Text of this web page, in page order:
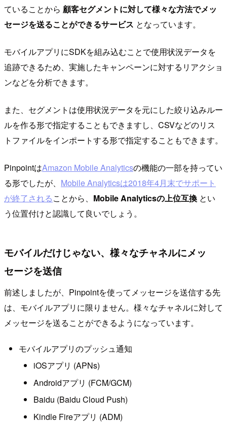
ていることから 顧客セグメントに対して様々な方法でメッ
セージを送ることができるサービス となっています。
モバイルアプリにSDKを組み込むことで使用状況データを
追跡できるため、実施したキャンペーンに対するリアクショ
ンなどを分析できます。
また、セグメントは使用状況データを元にした絞り込みルー
ルを作る形で指定することもできますし、CSVなどのリス
トファイルをインポートする形で指定することもできます。
PinpointはAmazon Mobile Analyticsの機能の一部を持ってい
る形でしたが、 Mobile Analyticsは2018年4月末でサポート
が終了されることから、 Mobile Analyticsの上位互換 とい
う位置付けと認識して良いでしょう。
モバイルだけじゃない、様々なチャネルにメッ
セージを送信
前述しましたが、Pinpointを使ってメッセージを送信する先
は、モバイルアプリに限りません。様々なチャネルに対して
メッセージを送ることができるようになっています。
モバイルアプリのプッシュ通知
iOSアプリ (APNs)
Androidアプリ (FCM/GCM)
Baidu (Baidu Cloud Push)
Kindle Fireアプリ (ADM)